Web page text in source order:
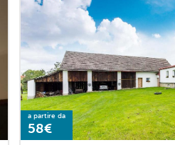
a partire da
58€